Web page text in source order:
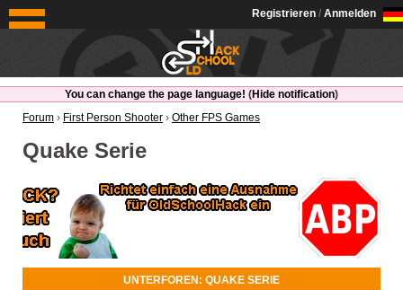
OldSchoolHack
Registrieren / Anmelden
You can change the page language! (Hide notification)
Forum › First Person Shooter › Other FPS Games
Quake Serie
UNTERFOREN: QUAKE SERIE